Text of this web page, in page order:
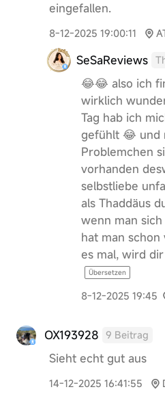
eingefallen.
8-12-2025 19:00:11
SeSaReviews
😂😂 also ich
wirklich
Tag hab ich
gefühlt 😂 und
Problemchen
vorhanden
selbstliebe
als Thaddäus
wenn man
hat man
es mal, wird
Übersetzen
8-12-2025 19:45
OX193928 9 Beitrag
Sieht echt gut aus
14-12-2025 16:41:55